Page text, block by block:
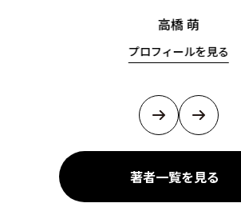
高橋 萌
プロフィールを見る
著者一覧を見る